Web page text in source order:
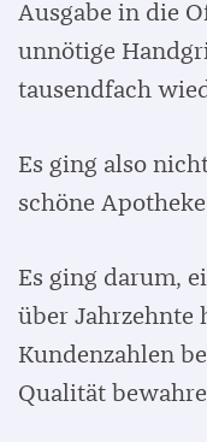
Ausgabe in die
unnötige
tausendfach
Es ging also
schöne
Es ging darum,
über Jahrzehnte
Kundenzahlen
Qualität